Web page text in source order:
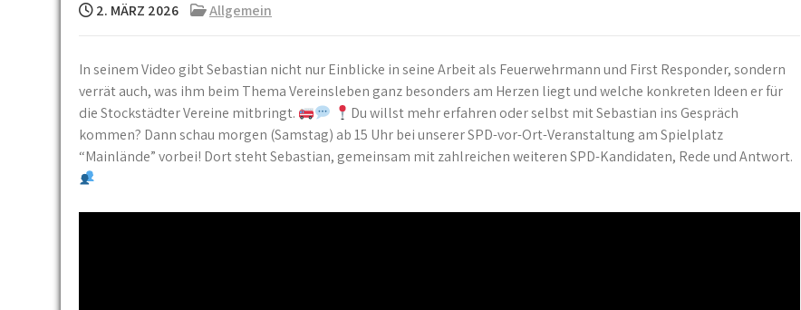
2. MÄRZ 2026 Allgemein
In seinem Video gibt Sebastian nicht nur Einblicke in seine Arbeit als Feuerwehrmann und First Responder, sondern
verrät auch, was ihm beim Thema Vereinsleben ganz besonders am Herzen liegt und welche konkreten Ideen er für
die Stockstädter Vereine mitbringt.
Du willst mehr erfahren oder selbst mit Sebastian ins Gespräch
kommen? Dann schau morgen (Samstag) ab 15 Uhr bei unserer SPD-vor-Ort-Veranstaltung am Spielplatz
“Mainlände” vorbei! Dort steht Sebastian, gemeinsam mit zahlreichen weiteren SPD-Kandidaten, Rede und Antwort.